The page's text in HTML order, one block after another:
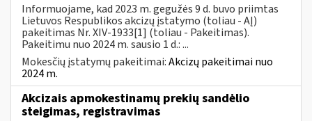
Informuojame, kad 2023 m. gegužės 9 d. buvo priimtas
Lietuvos Respublikos akcizų įstatymo (toliau - AĮ)
pakeitimas Nr. XIV-1933[1] (toliau - Pakeitimas).
Pakeitimu nuo 2024 m. sausio 1 d.: ...
Mokesčių įstatymų pakeitimai:Akcizų pakeitimai nuo
2024 m.
Akcizais apmokestinamų prekių sandėlio
steigimas, registravimas